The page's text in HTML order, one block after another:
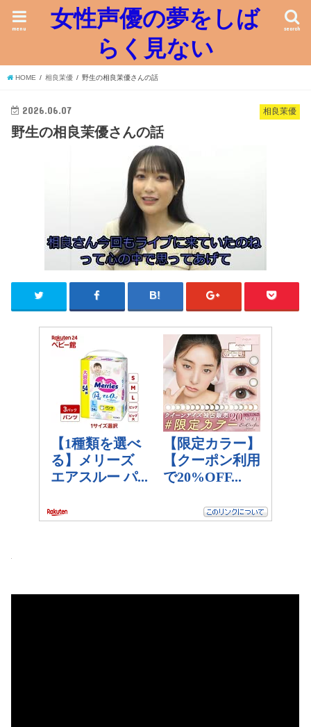
女性声優の夢をしば
らく見ない
search
menu
HOME 相良茉優 野生の相良茉優さんの話
相良茉優
2026.06.07
野生の相良茉優さんの話